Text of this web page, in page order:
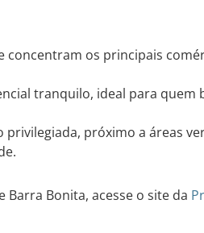
concentram os principais
tranquilo, ideal para quem
privilegiada, próximo a áreas
Bonita, acesse o site da